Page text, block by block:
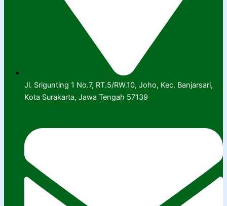
Jl. Srigunting 1 No.7, RT.5/RW.10, Joho, Kec. Banjarsari,
Kota Surakarta, Jawa Tengah 57139